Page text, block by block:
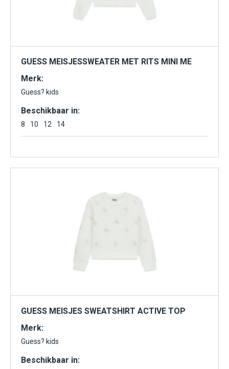
GUESS MEISJESSWEATER MET RITS MINI ME
Merk:
Guess? kids
Beschikbaar in:
8 10 12 14
GUESS MEISJES SWEATSHIRT ACTIVE TOP
Merk:
Guess? kids
Beschikbaar in: